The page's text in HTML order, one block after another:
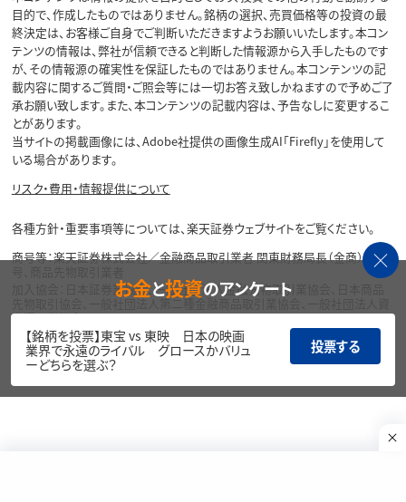
目的で、作成したものではありません。銘柄の選択、売買価格等の投資の最
終決定は、お客様ご自身でご判断いただきますようお願いいたします。本コン
テンツの情報は、弊社が信頼できると判断した情報源から入手したものです
が、その情報源の確実性を保証したものではありません。本コンテンツの記
載内容に関するご質問・ご照会等には一切お答え致しかねますので予めご了
承お願い致します。また、本コンテンツの記載内容は、予告なしに変更するこ
とがあります。
当サイトの掲載画像には、Adobe社提供の画像生成AI「Firefly」を使用して
いる場合があります。
リスク・費用・情報提供について
各種方針・重要事項等については、楽天証券ウェブサイトをご覧ください。
商号等：楽天証券株式会社／金融商品取引業者 関東財務局長（金商）第195
加入協会：日本証券業協会、一般社団法人金融先物取引業協会、日本商品
先物取引協会、一般社団法人第二種金融商品取引業協会、一般社団法人資
産運用業協会
Copyright©
1999-2026 Rakuten Securities, Inc. All
お金と投資のアンケート
【銘柄を投票】東宝 vs 東映 日本の映画
業界で永遠のライバル グロースかバリュ
ーどちらを選ぶ？
投票する